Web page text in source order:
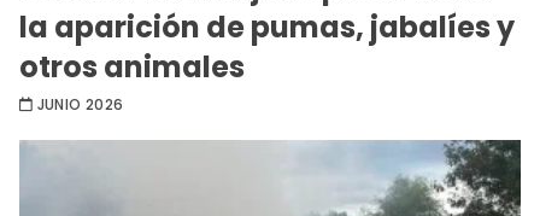
la aparición de pumas, jabalíes y
otros animales
JUNIO 2026